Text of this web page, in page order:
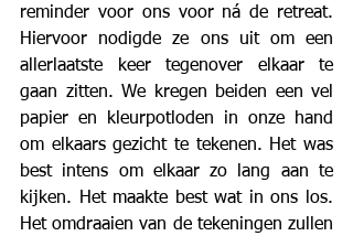
reminder voor ons voor ná de retreat.
Hiervoor nodigde ze ons uit om een
allerlaatste keer tegenover elkaar te
gaan zitten. We kregen beiden een vel
papier en kleurpotloden in onze hand
om elkaars gezicht te tekenen. Het was
best intens om elkaar zo lang aan te
kijken. Het maakte best wat in ons los.
Het omdraaien van de tekeningen zullen